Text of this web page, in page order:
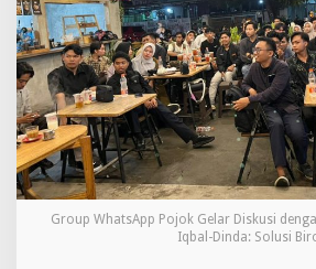
o
g
P
u
b
l
i
k
,
A
g
Group WhatsApp Pojok Gelar Diskusi
Iqbal-Dinda: Solusi